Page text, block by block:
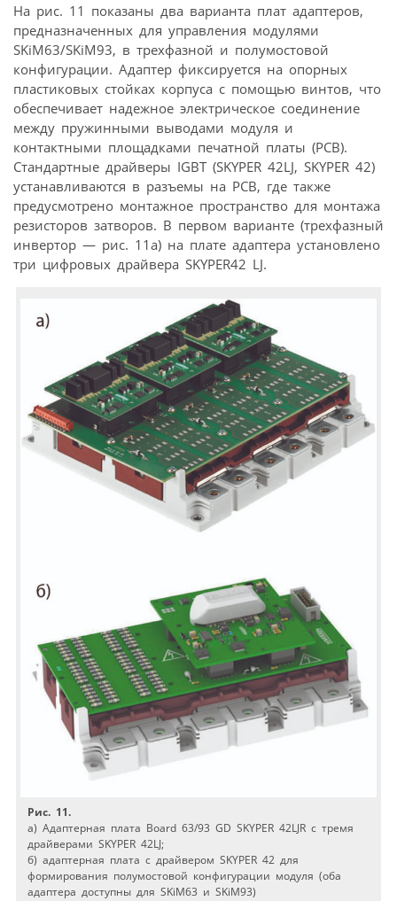
На рис. 11 показаны два варианта плат адаптеров,
предназначенных для управления модулями
SKiM63/SKiM93, в трехфазной и полумостовой
конфигурации. Адаптер фиксируется на опорных
пластиковых стойках корпуса с помощью винтов, что
обеспечивает надежное электрическое соединение
между пружинными выводами модуля и
контактными площадками печатной платы (PCB).
Стандартные драйверы IGBT (SKYPER 42LJ, SKYPER 42)
устанавливаются в разъемы на РСВ, где также
предусмотрено монтажное пространство для монтажа
резисторов затворов. В первом варианте (трехфазный
инвертор — рис. 11а) на плате адаптера установлено
три цифровых драйвера SKYPER42 LJ.
Рис. 11.
a) Адаптерная плата Board 63/93 GD SKYPER 42LJR с тремя
драйверами SKYPER 42LJ;
б) адаптерная плата с драйвером SKYPER 42 для
формирования полумостовой конфигурации модуля (оба
адаптера доступны для SKiM63 и SKiM93)